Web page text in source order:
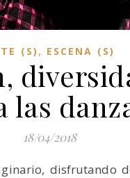
(S) , ESCENA (S)
las
18/04/2018
disfrutando